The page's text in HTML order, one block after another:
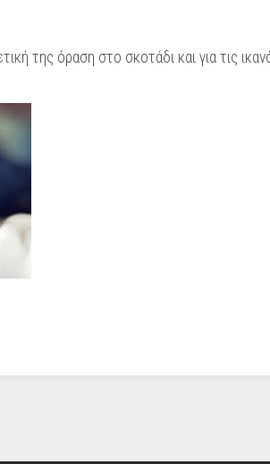
της όραση στο σκοτάδι και για τις